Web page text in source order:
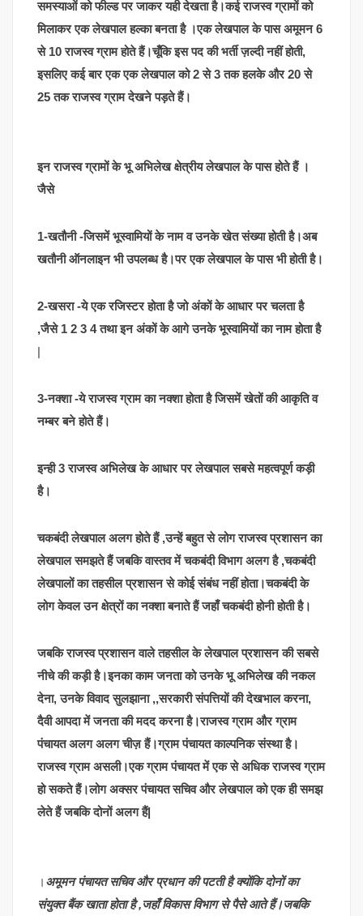
समस्याओं को फील्ड पर जाकर यही देखता है।कई राजस्व ग्रामों को
मिलाकर एक लेखपाल हल्का बनता है ।एक लेखपाल के पास अमूमन 6
से 10 राजस्व ग्राम होते हैं।चूँकि इस पद की भर्ती ज़ल्दी नहीं होती,
इसलिए कई बार एक एक लेखपाल को 2 से 3 तक हलके और 20 से
25 तक राजस्व ग्राम देखने पड़ते हैं।
इन राजस्व ग्रामों के भू अभिलेख क्षेत्रीय लेखपाल के पास होते हैं ।
जैसे
1-खतौनी -जिसमें भूस्वामियों के नाम व उनके खेत संख्या होती है।अब
खतौनी ऑनलाइन भी उपलब्ध है।पर एक लेखपाल के पास भी होती है।
2-खसरा -ये एक रजिस्टर होता है जो अंकों के आधार पर चलता है
,जैसे 1 2 3 4 तथा इन अंकों के आगे उनके भूस्वामियों का नाम होता है
|
3-नक्शा -ये राजस्व ग्राम का नक्शा होता है जिसमें खेतों की आकृति व
नम्बर बने होते हैं।
इन्ही 3 राजस्व अभिलेख के आधार पर लेखपाल सबसे महत्वपूर्ण कड़ी
है।
चकबंदी लेखपाल अलग होते हैं ,उन्हें बहुत से लोग राजस्व प्रशासन का
लेखपाल समझते हैं जबकि वास्तव में चकबंदी विभाग अलग है ,चकबंदी
लेखपालों का तहसील प्रशासन से कोई संबंध नहीं होता।चकबंदी के
लोग केवल उन क्षेत्रों का नक्शा बनाते हैं जहाँ चकबंदी होनी होती है।
जबकि राजस्व प्रशासन वाले तहसील के लेखपाल प्रशासन की सबसे
नीचे की कड़ी है।इनका काम जनता को उनके भू अभिलेख की नकल
देना, उनके विवाद सुलझाना ,,सरकारी संपत्तियों की देखभाल करना,
दैवी आपदा में जनता की मदद करना है।राजस्व ग्राम और ग्राम
पंचायत अलग अलग चीज़ हैं।ग्राम पंचायत काल्पनिक संस्था है।
राजस्व ग्राम असली।एक ग्राम पंचायत में एक से अधिक राजस्व ग्राम
हो सकते हैं।लोग अक्सर पंचायत सचिव और लेखपाल को एक ही समझ
लेते हैं जबकि दोनों अलग हैं|
। अमूमन पंचायत सचिव और प्रधान की पटती है क्योंकि दोनों का
संयुक्त बैंक खाता होता है ,जहाँ विकास विभाग से पैसे आते हैं।जबकि